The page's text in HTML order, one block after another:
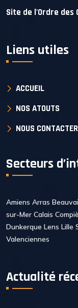
Site de l'Ordre
Liens utiles
ACCUEIL
NOS ATOUTS
NOUS CONTACTER
Secteurs
Amiens Arras
sur-Mer Calais
Dunkerque Lens
Valenciennes
Actualité